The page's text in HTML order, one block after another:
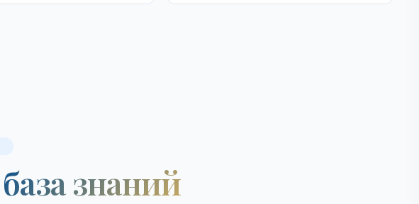
база знаний